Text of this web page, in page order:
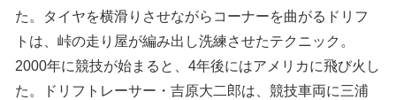
た。タイヤを横滑りさせながらコーナーを曲がるドリフ
トは、峠の走り屋が編み出し洗練させたテクニック。
2000年に競技が始まると、4年後にはアメリカに飛び火し
た。ドリフトレーサー・吉原大二郎は、競技車両に三浦